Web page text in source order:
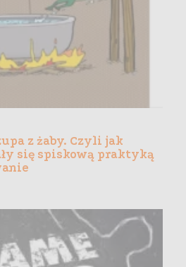
z żaby. Czyli jak
się spiskową praktyką